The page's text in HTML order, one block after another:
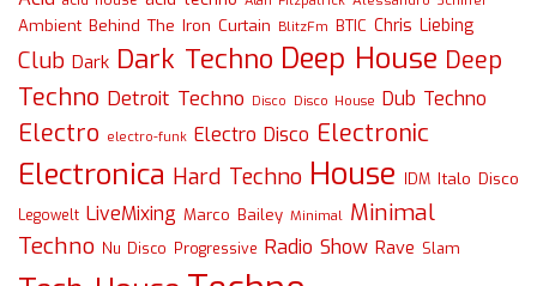
Ambient Behind The Iron Curtain BlitzFm BTIC Chris Liebing
Club Dark Dark Techno Deep House Deep
Techno Detroit Techno Disco Disco House Dub Techno
Electro electro-funk Electro Disco Electronic
Electronica Hard Techno House IDM Italo Disco
Legowelt LiveMixing Marco Bailey Minimal Minimal
Techno Nu Disco Progressive Radio Show Rave Slam